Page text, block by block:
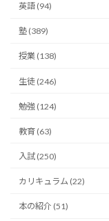
英語 (94)
塾 (389)
授業 (138)
生徒 (246)
勉強 (124)
教育 (63)
入試 (250)
カリキュラム (22)
本の紹介 (51)